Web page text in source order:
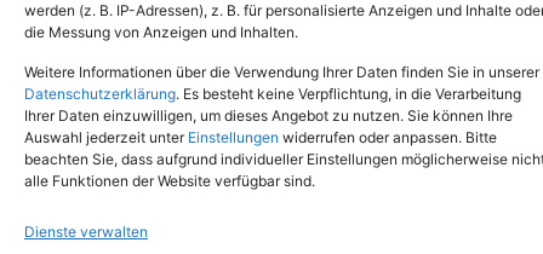
werden (z. B. IP-Adressen), z. B. für personalisierte Anzeigen und Inhalte
die Messung von Anzeigen und Inhalten.
Weitere Informationen über die Verwendung Ihrer Daten finden Sie in unserer
Datenschutzerklärung. Es besteht keine Verpflichtung, in die Verarbeitung
Ihrer Daten einzuwilligen, um dieses Angebot zu nutzen. Sie können Ihre
Auswahl jederzeit unter Einstellungen widerrufen oder anpassen. Bitte
beachten Sie, dass aufgrund individueller Einstellungen möglicherweise
alle Funktionen der Website verfügbar sind.
Dienste verwalten
Copyright © 2024. Alle Rechte vorbehalten.
Tel.: (02651) - 77438info@tierheim-mayen.de
In der Pluns 1, 56727 Mayen